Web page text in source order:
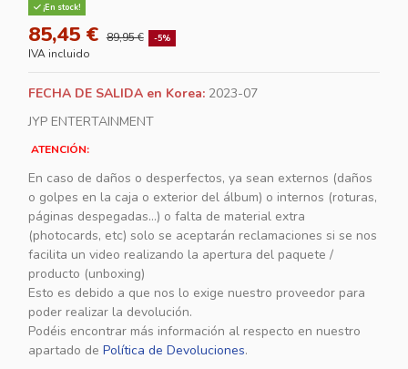
¡En stock!
85,45 € 89,95 € -5%
IVA incluido
FECHA DE SALIDA en Korea: 2023-07
JYP ENTERTAINMENT
ATENCIÓN:
En caso de daños o desperfectos, ya sean externos (daños
o golpes en la caja o exterior del álbum) o internos (roturas,
páginas despegadas...) o falta de material extra
(photocards, etc) solo se aceptarán reclamaciones si se nos
facilita un video realizando la apertura del paquete /
producto (unboxing)
Esto es debido a que nos lo exige nuestro proveedor para
poder realizar la devolución.
Podéis encontrar más información al respecto en nuestro
apartado de Política de Devoluciones.